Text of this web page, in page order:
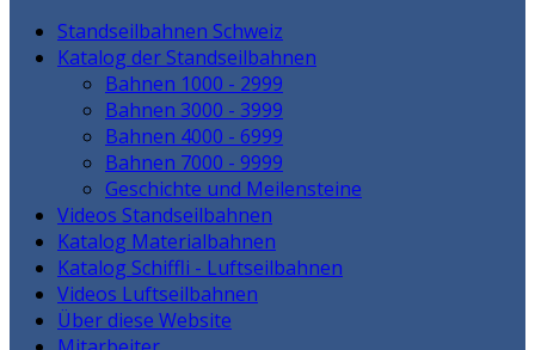
Standseilbahnen Schweiz
Katalog der Standseilbahnen
Bahnen 1000 - 2999
Bahnen 3000 - 3999
Bahnen 4000 - 6999
Bahnen 7000 - 9999
Geschichte und Meilensteine
Videos Standseilbahnen
Katalog Materialbahnen
Katalog Schiffli - Luftseilbahnen
Videos Luftseilbahnen
Über diese Website